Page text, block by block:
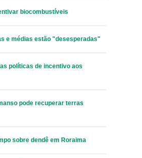
biocombustíveis
e médias estão "desesperadas"
políticas de incentivo aos
pode recuperar terras
sobre dendê em Roraima